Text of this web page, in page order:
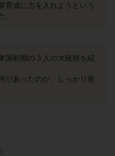
育成に力を入れようという
。
国初期の３人の大統領を紹
があったのか、しっかり覚